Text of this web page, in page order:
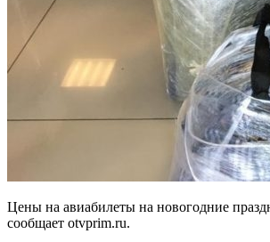
Цены на авиабилеты на новогодние
сообщает otvprim.ru.